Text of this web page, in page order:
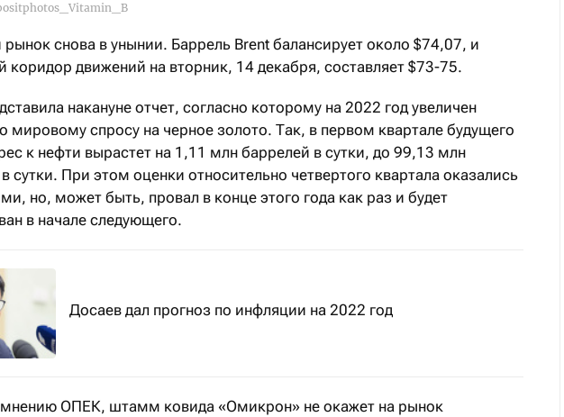
снова в унынии. Баррель Brent балансирует около $74,07, и
коридор движений на вторник, 14 декабря, составляет $73-75.
накануне отчет, согласно которому на 2022 год увеличен
мировому спросу на черное золото. Так, в первом квартале будущего
к нефти вырастет на 1,11 млн баррелей в сутки, до 99,13 млн
сутки. При этом оценки относительно четвертого квартала оказались
но, может быть, провал в конце этого года как раз и будет
в начале следующего.
Досаев дал прогноз по инфляции на 2022 год
мнению ОПЕК, штамм ковида «Омикрон» не окажет на рынок